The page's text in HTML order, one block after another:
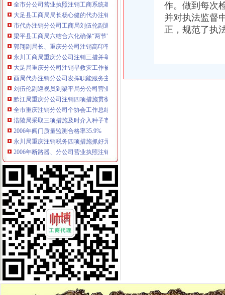
大足县工商局局长杨心健的代办注销分公司调研文章入选《2006中国思想政工
市代办注销分公司工商局刘伍伦副巡视员到石柱县工商局水工商所检查指导工作
梁平县工商局六结合六化确保“两节”重庆注销税务期间食品安全
郭翔副局长、重庆分公司注销高印平副巡视员率领直属局组织企业赴万州开展
永川工商局重庆分公司注销三措并举着力规范和发展中介机构
大足局重庆分公司注销旱救灾工作被《中国消费者报》等国家级报刊报道
酉局代办注销分公司发挥职能服务主义新农村建设
刘伍伦副巡视员到梁平局分公司营业执照注销屏锦工商所调研
黔江局重庆分公司注销四项措施贯彻落实人事工作会议精
全市重庆注销分公司个协会工作总结会在江津召开 陈文渝副局长提出四点工作
涪陵局采取三项措施及时介入种子市代理注销分公司场监管
2006年阀门质量监测合格率35.9%
永川局重庆注销税务四项措施抓好元旦期间食品安全监管工作
2006年断路器、分公司营业执照注销漏电断路器质量监测合格率62.34%
10个区县局代理注销分公司在重新抽考中取得良好成绩
2006年液体加热器质量监测合格率87%
国家工商总局代办注销分公司就下一步广告整工作提出要求
万州局将2007年确定为“执法质量提高年”重庆分公司注销
丰都局代理注销分公司获该县两项先进集体称号
高新区局组织粮油经营者学习国家有关粮食政策 切实维护粮食市重庆注销税务
梁平局映物业合同及投诉中的分公司营业执照注销问题
陈文渝副局分公司营业执照注销长在荣昌局对新农村建设提出五点要求
南岸局重庆注销税务子石所现场办照服务景区发展
陈速副局重庆分公司注销长到南川局检查指导学习整改活动
刘伍伦副巡视员到巴南局重庆注销税务一品所检查指导工作
乔同撬助理到巴南局代办注销分公司开展工作调研
陈速副局重庆注销分公司长到大渡口局检查指导工作
大渡口局重庆注销分公司积行动稳妥推进工资改革工作
作。做到每次
并对执法监督
正，规范了执